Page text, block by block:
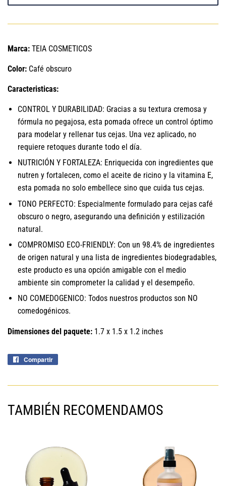
Marca: TEIA COSMETICOS
Color: Café obscuro
Caracteristicas:
CONTROL Y DURABILIDAD: Gracias a su textura cremosa y
fórmula no pegajosa, esta pomada ofrece un control óptimo
para modelar y rellenar tus cejas. Una vez aplicado, no
requiere retoques durante todo el día.
NUTRICIÓN Y FORTALEZA: Enriquecida con ingredientes que
nutren y fortalecen, como el aceite de ricino y la vitamina E,
esta pomada no solo embellece sino que cuida tus cejas.
TONO PERFECTO: Especialmente formulado para cejas café
obscuro o negro, asegurando una definición y estilización
natural.
COMPROMISO ECO-FRIENDLY: Con un 98.4% de ingredientes
de origen natural y una lista de ingredientes biodegradables,
este producto es una opción amigable con el medio
ambiente sin comprometer la calidad y el desempeño.
NO COMEDOGENICO: Todos nuestros productos son NO
comedogénicos.
Dimensiones del paquete: 1.7 x 1.5 x 1.2 inches
Compartir
TAMBIÉN RECOMENDAMOS